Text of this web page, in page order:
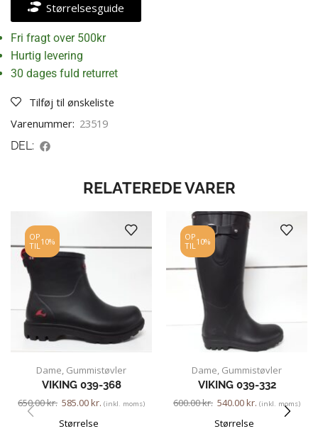
Størrelsesguide
Fri fragt over 500kr
Hurtig levering
30 dages fuld returret
Tilføj til ønskeliste
Varenummer: 23519
DEL:
RELATEREDE VARER
OP
TIL10%
Dame, Gummistøvler
VIKING 039-368
650.00kr. 585.00kr. (inkl. moms)
Størrelse
OP
TIL10%
Dame, Gummistøvler
VIKING 039-332
600.00kr. 540.00kr. (inkl. moms)
Størrelse